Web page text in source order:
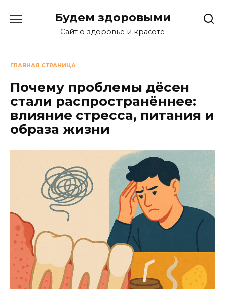
Будем здоровыми
Сайт о здоровье и красоте
ГЛАВНАЯ СТРАНИЦА
Почему проблемы дёсен
стали распространённее:
влияние стресса, питания и
образа жизни